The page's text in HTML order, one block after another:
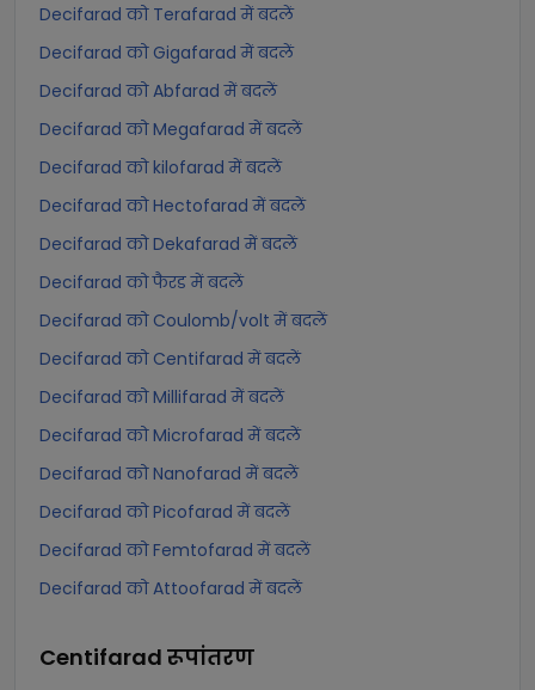
Decifarad को Terafarad में बदलें
Decifarad को Gigafarad में बदलें
Decifarad को Abfarad में बदलें
Decifarad को Megafarad में बदलें
Decifarad को kilofarad में बदलें
Decifarad को Hectofarad में बदलें
Decifarad को Dekafarad में बदलें
Decifarad को फैरड में बदलें
Decifarad को Coulomb/volt में बदलें
Decifarad को Centifarad में बदलें
Decifarad को Millifarad में बदलें
Decifarad को Microfarad में बदलें
Decifarad को Nanofarad में बदलें
Decifarad को Picofarad में बदलें
Decifarad को Femtofarad में बदलें
Decifarad को Attoofarad में बदलें
Centifarad रूपांतरण